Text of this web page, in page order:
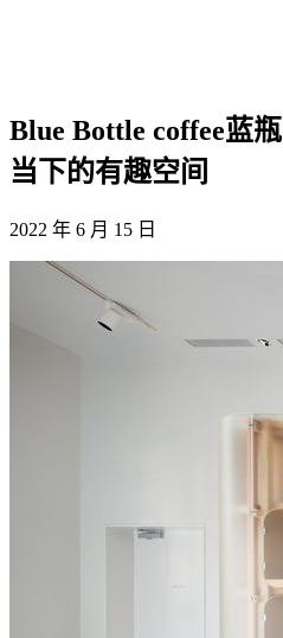
Blue Bottle coffee蓝
当下的有趣空间
2022 年 6 月 15 日